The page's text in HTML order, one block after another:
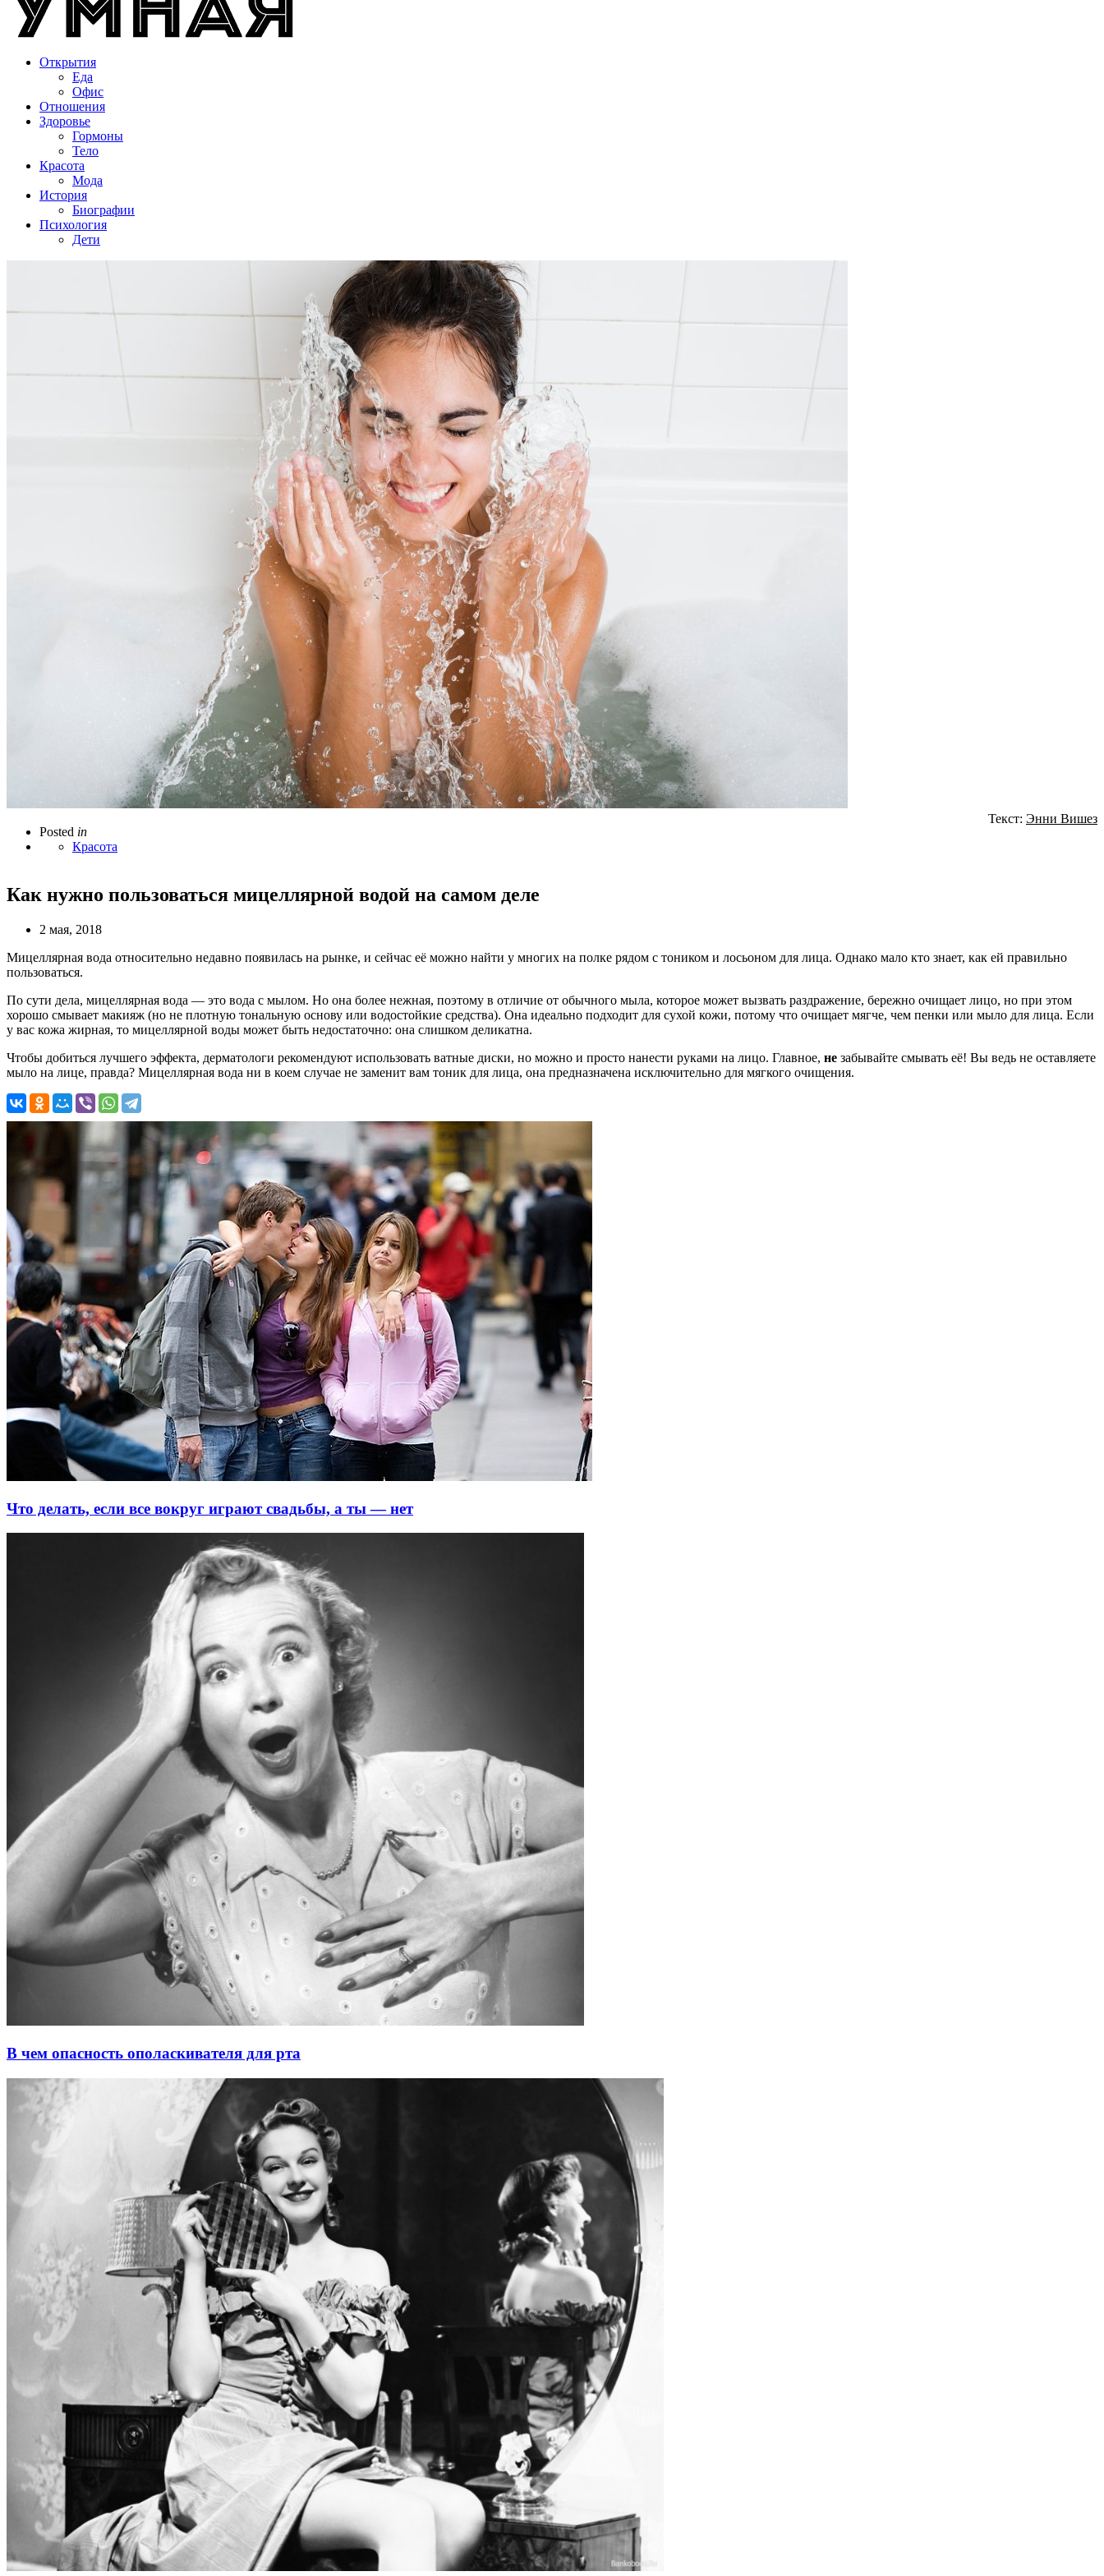
Открытия
Еда
Офис
Отношения
Здоровье
Гормоны
Тело
Красота
Мода
История
Биографии
Психология
Дети
Posted in
Красота
Текст: Энни Вишез
Как нужно пользоваться мицеллярной водой на самом деле
2 мая, 2018
Мицеллярная вода относительно недавно появилась на рынке, и сейчас её можно найти у многих на полке рядом с тоником и лосьоном для лица. Однако мало кто знает, как ей правильно
пользоваться.
По сути дела, мицеллярная вода — это вода с мылом. Но она более нежная, поэтому в отличие от обычного мыла, которое может вызвать раздражение, бережно очищает лицо, но при этом
хорошо смывает макияж (но не плотную тональную основу или водостойкие средства). Она идеально подходит для сухой кожи, потому что очищает мягче, чем пенки или мыло для лица. Если
у вас кожа жирная, то мицеллярной воды может быть недостаточно: она слишком деликатна.
Чтобы добиться лучшего эффекта, дерматологи рекомендуют использовать ватные диски, но можно и просто нанести руками на лицо. Главное, не забывайте смывать её! Вы ведь не оставляете
мыло на лице, правда? Мицеллярная вода ни в коем случае не заменит вам тоник для лица, она предназначена исключительно для мягкого очищения.
Что делать, если все вокруг играют свадьбы, а ты — нет
В чем опасность ополаскивателя для рта